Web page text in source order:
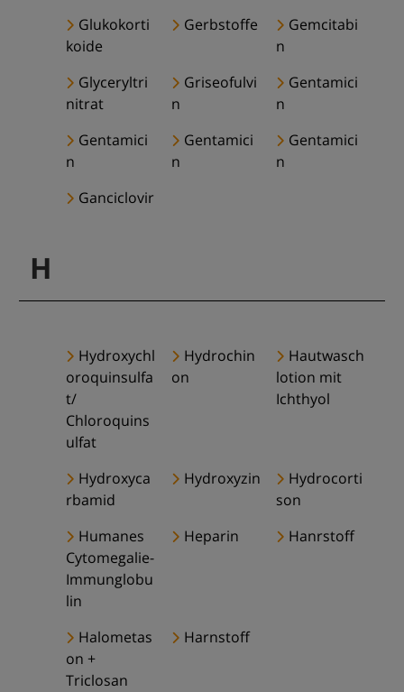
Glukokorti
koide
Gerbstoffe
Gemcitabi
n
Glyceryltri
nitrat
Griseofulvi
n
Gentamici
n
Gentamici
n
Gentamici
n
Gentamici
n
Ganciclovir
H
Hydroxychl
oroquinsulfa
t/
Chloroquins
ulfat
Hydrochin
on
Hautwasch
lotion mit
Ichthyol
Hydroxyca
rbamid
Hydroxyzin
Hydrocorti
son
Humanes
Cytomegalie-
Immunglobu
lin
Heparin Hanrstoff
Halometas
on +
Triclosan
Harnstoff